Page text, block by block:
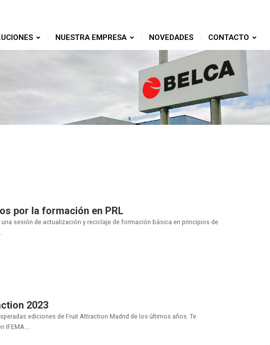
NUESTRA EMPRESA NOVEDADES CONTACTO
por la formación en PRL
sesión de actualización y reciclaje de formación básica en principios de
2023
ediciones de Fruit Attraction Madrid de los últimos años. Te
IFEMA....